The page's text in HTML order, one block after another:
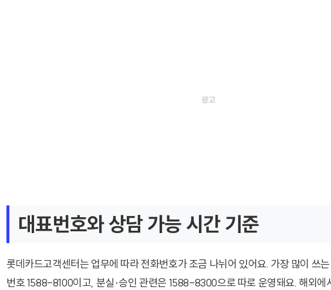
대표번호와 상담 가능 시간 기준
롯데카드고객센터는 업무에 따라 전화번호가 조금 나뉘어 있어요. 가장 많이 쓰
번호 1588-8100이고, 분실·승인 관련은 1588-8300으로 따로 운영돼요. 해외에